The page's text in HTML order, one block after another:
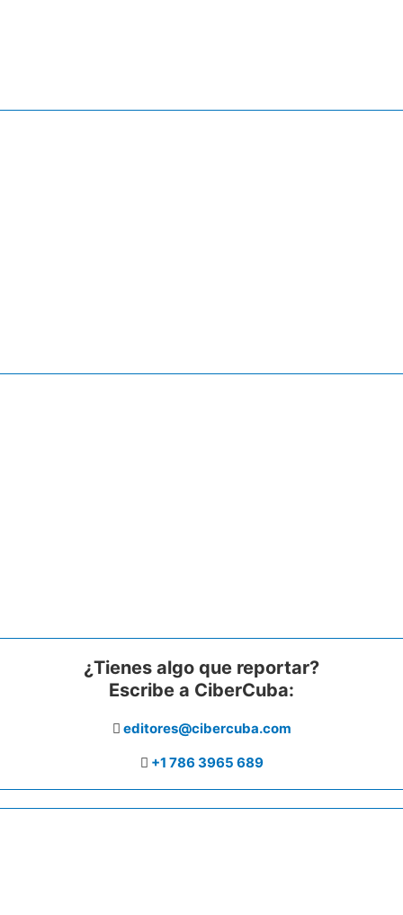
¿Tienes algo que reportar?
Escribe a CiberCuba:
editores@cibercuba.com
+1 786 3965 689